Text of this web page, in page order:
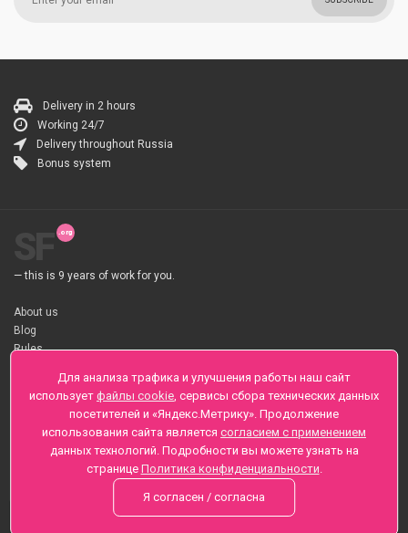
Delivery in 2 hours
Working 24/7
Delivery throughout Russia
Bonus system
— this is 9 years of work for you.
About us
Blog
Rules
About flower Delivery
Payment
Telegramm
Sankt-Peterburg, Zaozernaya 6
+7 (812) 425-01-16
Questions? Call 24 hours
Для анализа трафика и улучшения работы наш сайт
использует файлы cookie, сервисы сбора технических данных
посетителей и «Яндекс.Метрику». Продолжение
использования сайта является согласием с применением
данных технологий. Подробности вы можете узнать на
странице Политика конфиденциальности.
Я согласен / согласна